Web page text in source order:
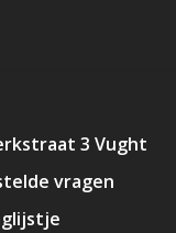
3 Vught
vragen